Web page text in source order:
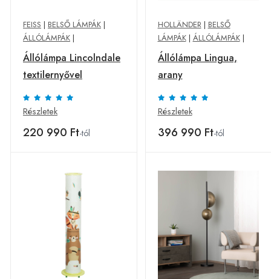
FEISS | BELSŐ LÁMPÁK |
ÁLLÓLÁMPÁK |
Állólámpa Lincolndale
textilernyővel
Részletek
220 990 Ft-tól
HOLLÄNDER| BELSŐ
LÁMPÁK| ÁLLÓLÁMPÁK|
Állólámpa Lingua,
arany
Részletek
396 990 Ft-tól